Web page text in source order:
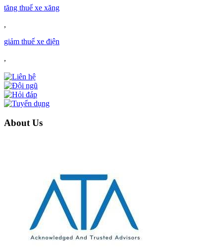
tăng thuế xe xăng
,
giảm thuế xe điện
,
About Us